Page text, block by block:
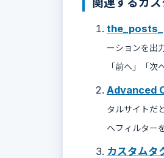
ーションを出
「前へ」「
Advanced
タルサイトだ
へフィルター
カスタムタ